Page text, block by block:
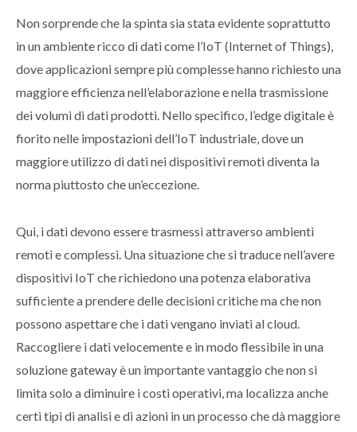
Non sorprende che la spinta sia stata evidente soprattutto
in un ambiente ricco di dati come l’IoT (Internet of Things),
dove applicazioni sempre più complesse hanno richiesto una
maggiore efficienza nell’elaborazione e nella trasmissione
dei volumi di dati prodotti. Nello specifico, l’edge digitale è
fiorito nelle impostazioni dell’IoT industriale, dove un
maggiore utilizzo di dati nei dispositivi remoti diventa la
norma piuttosto che un’eccezione.
Qui, i dati devono essere trasmessi attraverso ambienti
remoti e complessi. Una situazione che si traduce nell’avere
dispositivi IoT che richiedono una potenza elaborativa
sufficiente a prendere delle decisioni critiche ma che non
possono aspettare che i dati vengano inviati al cloud.
Raccogliere i dati velocemente e in modo flessibile in una
soluzione gateway è un importante vantaggio che non si
limita solo a diminuire i costi operativi, ma localizza anche
certi tipi di analisi e di azioni in un processo che dà maggiore